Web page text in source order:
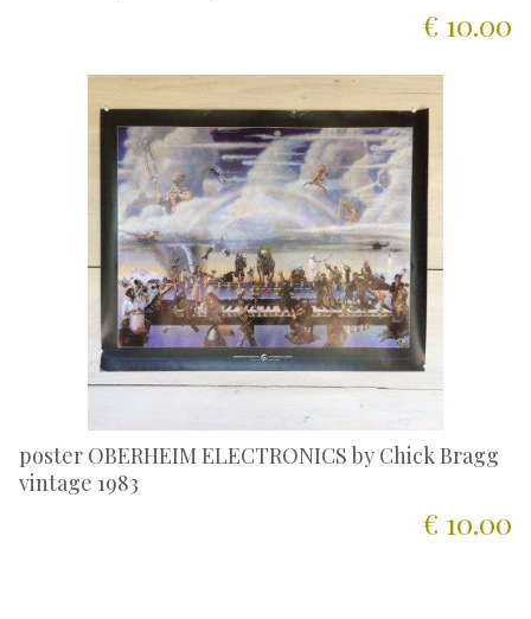
€ 10.00
poster OBERHEIM ELECTRONICS by Chick Bragg
vintage 1983
€ 10.00